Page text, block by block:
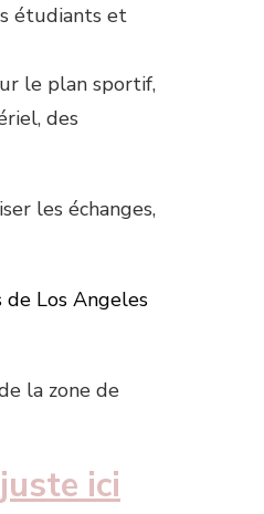
étudiants et
le plan sportif,
des
les échanges,
Los Angeles
la zone de
ici